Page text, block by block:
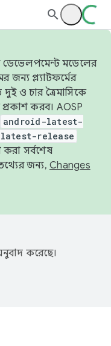
ডেভেলপমেন্ট মডেলের
জন্য প্ল্যাটফর্মের
দুই ও চার ত্রৈমাসিকে
করব। AOSP
android-latest-
release
করা সর্বশেষ
জন্য, Changes
করেছে।